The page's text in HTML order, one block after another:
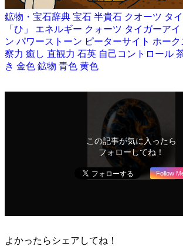
鉱物・宝石辞典 宝石 半貴石 クオーツ タ
「ひ」 エネルギー クォーツ タイガーアイ
ン パワーストーン ピーターサイト ホーク
察力 癒し 直観力 石英 自己コントロール
き 金色 鉱物 青色 黄色
この記事が気に入ったら
フォローしてね！
Follow
よかったらシェアしてね！